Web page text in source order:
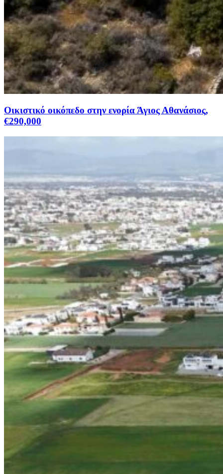
Οικιστικό οικόπεδο στην ενορία Άγιος Αθανάσιος,
€290,000